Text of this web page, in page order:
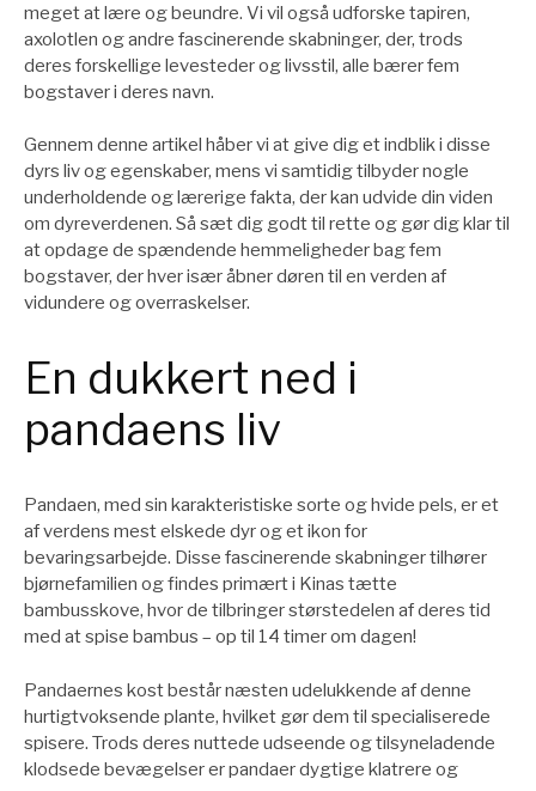
meget at lære og beundre. Vi vil også udforske tapiren,
axolotlen og andre fascinerende skabninger, der, trods
deres forskellige levesteder og livsstil, alle bærer fem
bogstaver i deres navn.
Gennem denne artikel håber vi at give dig et indblik i disse
dyrs liv og egenskaber, mens vi samtidig tilbyder nogle
underholdende og lærerige fakta, der kan udvide din viden
om dyreverdenen. Så sæt dig godt til rette og gør dig klar til
at opdage de spændende hemmeligheder bag fem
bogstaver, der hver især åbner døren til en verden af
vidundere og overraskelser.
En dukkert ned i
pandaens liv
Pandaen, med sin karakteristiske sorte og hvide pels, er et
af verdens mest elskede dyr og et ikon for
bevaringsarbejde. Disse fascinerende skabninger tilhører
bjørnefamilien og findes primært i Kinas tætte
bambusskove, hvor de tilbringer størstedelen af deres tid
med at spise bambus – op til 14 timer om dagen!
Pandaernes kost består næsten udelukkende af denne
hurtigtvoksende plante, hvilket gør dem til specialiserede
spisere. Trods deres nuttede udseende og tilsyneladende
klodsede bevægelser er pandaer dygtige klatrere og